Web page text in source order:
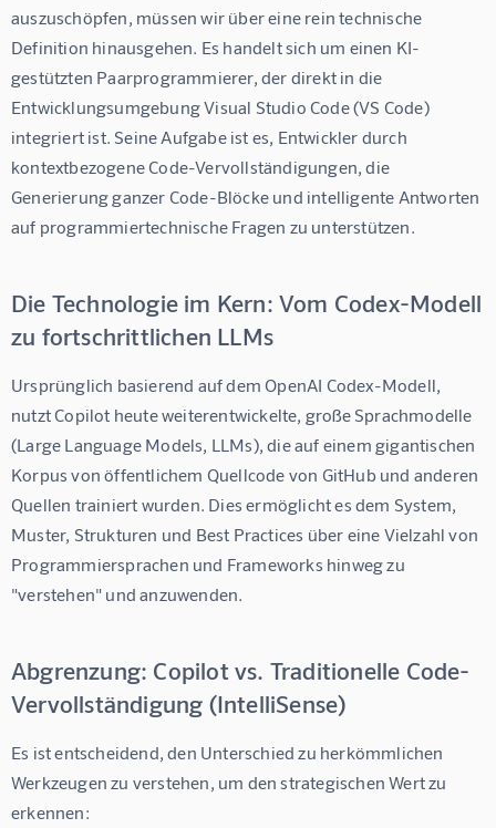
auszuschöpfen, müssen wir über eine rein technische
Definition hinausgehen. Es handelt sich um einen KI-
gestützten Paarprogrammierer, der direkt in die
Entwicklungsumgebung Visual Studio Code (VS Code)
integriert ist. Seine Aufgabe ist es, Entwickler durch
kontextbezogene Code-Vervollständigungen, die
Generierung ganzer Code-Blöcke und intelligente Antworten
auf programmiertechnische Fragen zu unterstützen.
Die Technologie im Kern: Vom Codex-Modell
zu fortschrittlichen LLMs
Ursprünglich basierend auf dem OpenAI Codex-Modell,
nutzt Copilot heute weiterentwickelte, große Sprachmodelle
(Large Language Models, LLMs), die auf einem gigantischen
Korpus von öffentlichem Quellcode von GitHub und anderen
Quellen trainiert wurden. Dies ermöglicht es dem System,
Muster, Strukturen und Best Practices über eine Vielzahl von
Programmiersprachen und Frameworks hinweg zu
"verstehen" und anzuwenden.
Abgrenzung: Copilot vs. Traditionelle Code-
Vervollständigung (IntelliSense)
Es ist entscheidend, den Unterschied zu herkömmlichen
Werkzeugen zu verstehen, um den strategischen Wert zu
erkennen: